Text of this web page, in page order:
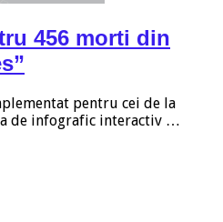
456 morti din
pentru cei de la
de infografic interactiv …